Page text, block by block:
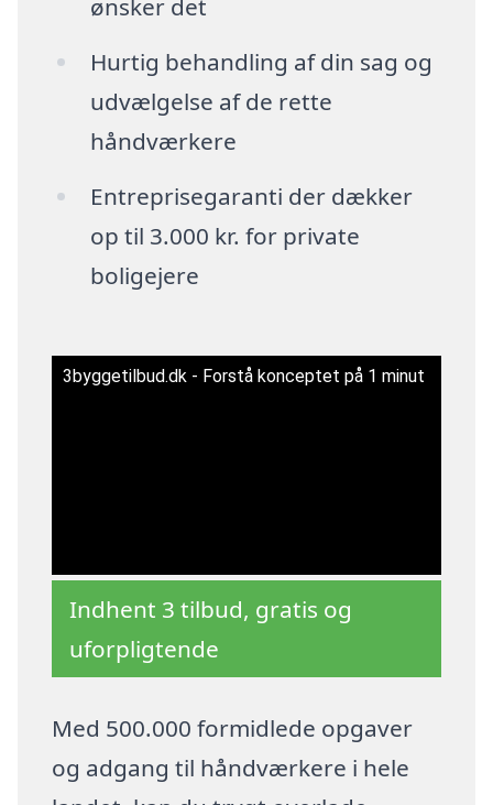
ønsker det
Hurtig behandling af din sag og
udvælgelse af de rette
håndværkere
Entreprisegaranti der dækker
op til 3.000 kr. for private
boligejere
3byggetilbud.dk - Forstå konceptet på 1 minut
Indhent 3 tilbud, gratis og
uforpligtende
Med 500.000 formidlede opgaver
og adgang til håndværkere i hele